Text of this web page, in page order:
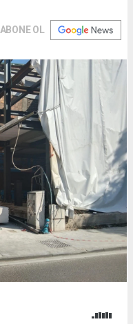
ABONE OL